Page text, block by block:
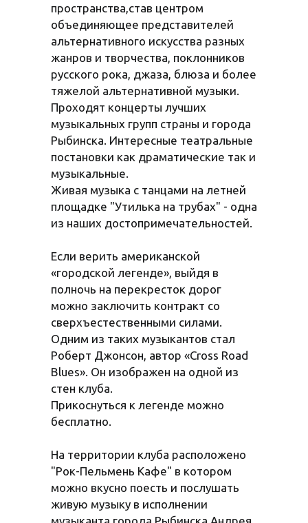
пространства,став центром
объединяющее представителей
альтернативного искусства разных
жанров и творчества, поклонников
русского рока, джаза, блюза и более
тяжелой альтернативной музыки.
Проходят концерты лучших
музыкальных групп страны и города
Рыбинска. Интересные театральные
постановки как драматические так и
музыкальные.
Живая музыка с танцами на летней
площадке "Утилька на трубах" - одна
из наших достопримечательностей.
Если верить американской
«городской легенде», выйдя в
полночь на перекресток дорог
можно заключить контракт со
сверхъестественными силами.
Одним из таких музыкантов стал
Роберт Джонсон, автор «Cross Road
Blues». Он изображен на одной из
стен клуба.
Прикоснуться к легенде можно
бесплатно.
На территории клуба расположено
"Рок-Пельмень Кафе" в котором
можно вкусно поесть и послушать
живую музыку в исполнении